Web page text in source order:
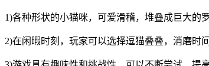
1)各种形状的小猫咪，可爱滑稽，堆叠成巨大的
2)在闲暇时刻，玩家可以选择逗猫叠叠，消磨时